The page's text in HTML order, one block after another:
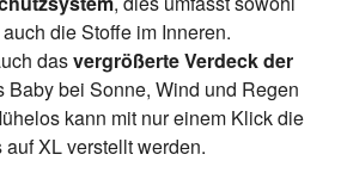
die Stoffe im Inneren.
dasvergrößerte Verdeck der
Baby bei Sonne, Wind und Regen
kann mit nur einem Klick die
XL verstellt werden.